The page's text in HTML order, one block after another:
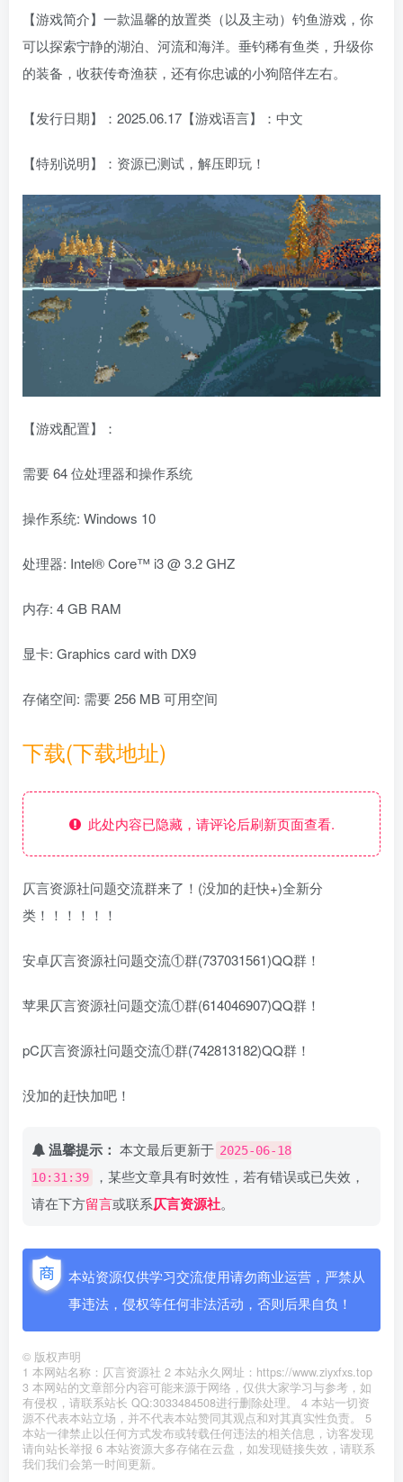
【游戏简介】一款温馨的放置类（以及主动）钓鱼游戏，你
可以探索宁静的湖泊、河流和海洋。垂钓稀有鱼类，升级你
的装备，收获传奇渔获，还有你忠诚的小狗陪伴左右。
【发行日期】：2025.06.17【游戏语言】：中文
【特别说明】：资源已测试，解压即玩！
【游戏配置】：
需要 64 位处理器和操作系统
操作系统: Windows 10
处理器: Intel® Core™ i3 @ 3.2 GHZ
内存: 4 GB RAM
显卡: Graphics card with DX9
存储空间: 需要 256 MB 可用空间
下载(下载地址)
此处内容已隐藏，请评论后刷新页面查看.
仄言资源社问题交流群来了！(没加的赶快+)全新分
类！！！！！！
安卓仄言资源社问题交流①群(737031561)QQ群！
苹果仄言资源社问题交流①群(614046907)QQ群！
pC仄言资源社问题交流①群(742813182)QQ群！
没加的赶快加吧！
温馨提示： 本文最后更新于 2025-06-18
10:31:39
，某些文章具有时效性，若有错误或已失效，
请在下方留言或联系仄言资源社。
本站资源仅供学习交流使用请勿商业运营，严禁从
事违法，侵权等任何非法活动，否则后果自负！
© 版权声明
1 本网站名称：仄言资源社 2 本站永久网址：https://www.ziyxfxs.top
3 本网站的文章部分内容可能来源于网络，仅供大家学习与参考，如
有侵权，请联系站长 QQ:3033484508进行删除处理。 4 本站一切资
源不代表本站立场，并不代表本站赞同其观点和对其真实性负责。 5
本站一律禁止以任何方式发布或转载任何违法的相关信息，访客发现
请向站长举报 6 本站资源大多存储在云盘，如发现链接失效，请联系
我们我们会第一时间更新。